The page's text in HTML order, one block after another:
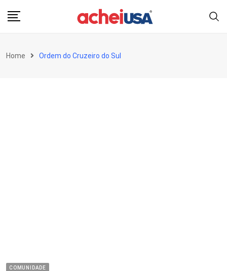
Home Ordem do Cruzeiro do Sul
COMUNIDADE